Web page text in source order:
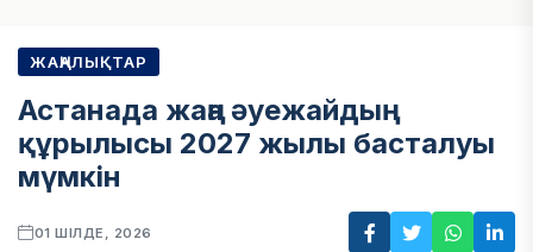
ЖАҢАЛЫҚТАР
Астанада жаңа әуежайдың
құрылысы 2027 жылы басталуы
мүмкін
01 ШІЛДЕ, 2026